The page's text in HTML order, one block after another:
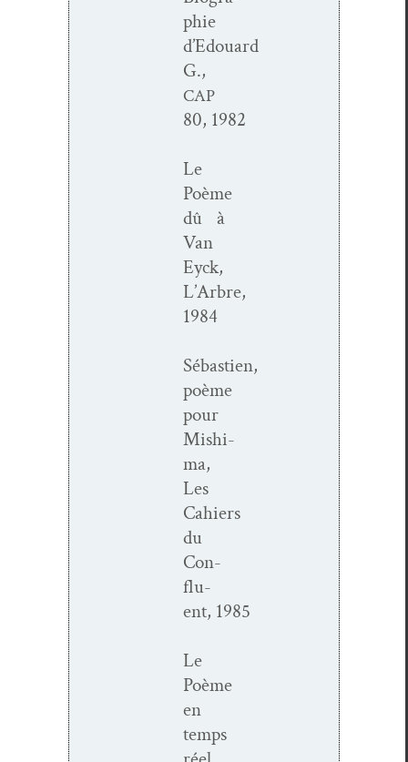
phie
d’Edouard
G.,
CAP
80, 1982
Le
Poème
dû à
Van
Eyck,
L’Arbre,
1984
Sébastien,
poème
pour
Mishi­
ma,
Les
Cahiers
du
Con­
flu­
ent, 1985
Le
Poème
en
temps